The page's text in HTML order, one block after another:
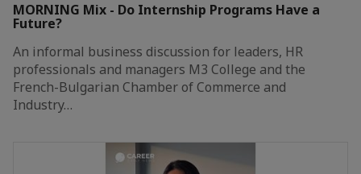
MORNING Mix - Do Internship Programs Have a
Future?
An informal business discussion for leaders, HR
professionals and managers M3 College and the
French-Bulgarian Chamber of Commerce and
Industry…